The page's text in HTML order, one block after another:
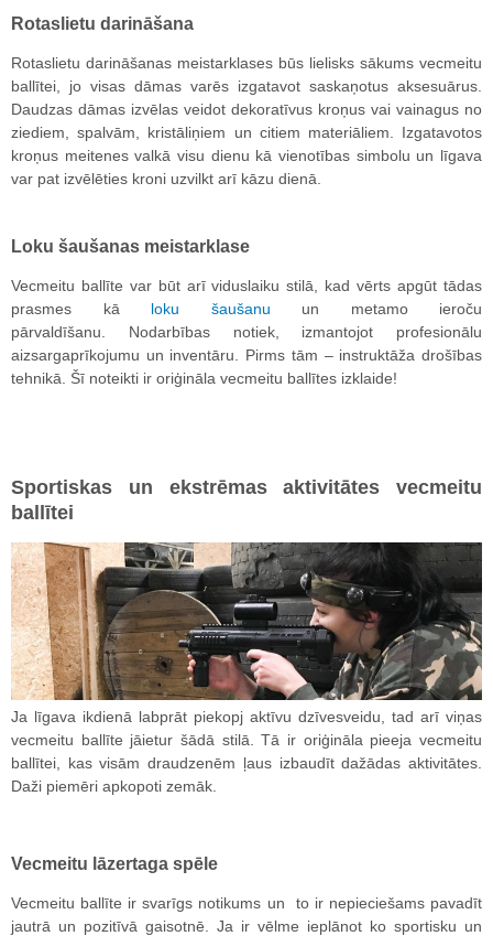
Rotaslietu darināšana
Rotaslietu darināšanas meistarklases būs lielisks sākums vecmeitu
ballītei, jo visas dāmas varēs izgatavot saskaņotus aksesuārus.
Daudzas dāmas izvēlas veidot dekoratīvus kroņus vai vainagus no
ziediem, spalvām, kristāliņiem un citiem materiāliem. Izgatavotos
kroņus meitenes valkā visu dienu kā vienotības simbolu un līgava
var pat izvēlēties kroni uzvilkt arī kāzu dienā.
Loku šaušanas meistarklase
Vecmeitu ballīte var būt arī viduslaiku stilā, kad vērts apgūt tādas
prasmes kā loku šaušanu un metamo ieroču
pārvaldīšanu. Nodarbības notiek, izmantojot profesionālu
aizsargaprīkojumu un inventāru. Pirms tām – instruktāža drošības
tehnikā. Šī noteikti ir oriģināla vecmeitu ballītes izklaide!
Sportiskas un ekstrēmas aktivitātes vecmeitu
ballītei
Ja līgava ikdienā labprāt piekopj aktīvu dzīvesveidu, tad arī viņas
vecmeitu ballīte jāietur šādā stilā. Tā ir oriģināla pieeja vecmeitu
ballītei, kas visām draudzenēm ļaus izbaudīt dažādas aktivitātes.
Daži piemēri apkopoti zemāk.
Vecmeitu lāzertaga spēle
Vecmeitu ballīte ir svarīgs notikums un to ir nepieciešams pavadīt
jautrā un pozitīvā gaisotnē. Ja ir vēlme ieplānot ko sportisku un